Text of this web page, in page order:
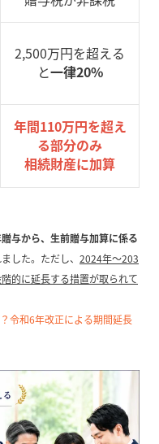
2,500万円を超える
と一律20%
年間110万円を超え
る部分のみ
相続財産に加算
与から、生前贈与加算に係る
した。ただし、 2024年～203
的に延長する措置が取られて
令和6年改正による期間延長